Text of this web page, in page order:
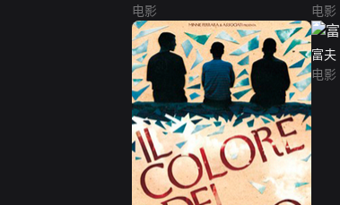
电影
电影
富夫
电影